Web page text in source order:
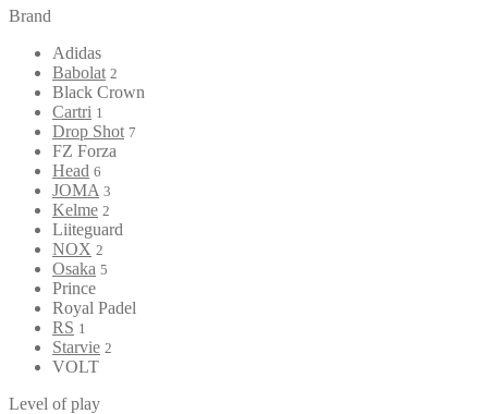
Brand
Adidas
Babolat 2
Black Crown
Cartri 1
Drop Shot 7
FZ Forza
Head 6
JOMA 3
Kelme 2
Liiteguard
NOX 2
Osaka 5
Prince
Royal Padel
RS 1
Starvie 2
VOLT
Level of play